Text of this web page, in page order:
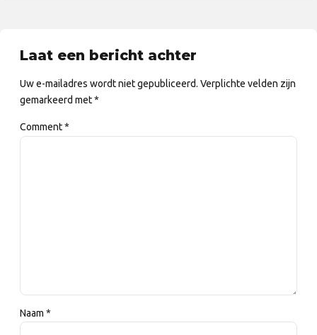
Laat een bericht achter
Uw e-mailadres wordt niet gepubliceerd. Verplichte velden zijn
gemarkeerd met *
Comment*
Naam *